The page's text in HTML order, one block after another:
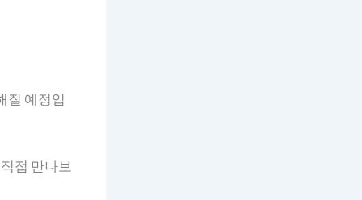
질 예정입
접 만나보